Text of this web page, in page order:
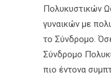
Πολυκυστικών
γυναικών με
το Σύνδρομο.
Σύνδρομο
πιο έντονα